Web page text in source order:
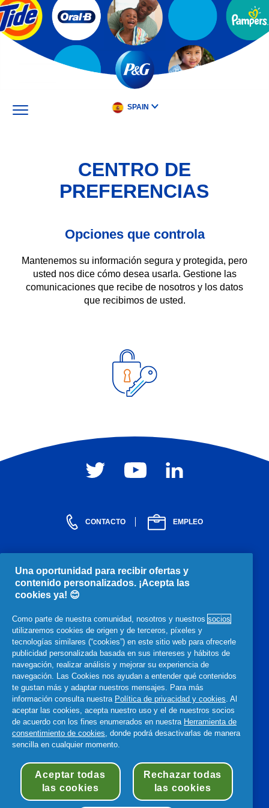
Skip
to
main
SPAIN
CENTRO DE
PREFERENCIAS
Opciones que controla
Mantenemos su información segura y protegida, pero
usted nos dice cómo desea usarla. Gestione las
comunicaciones que recibe de nosotros y los datos
que recibimos de usted.
CONTACTO EMPLEO
Inversores Asóciate con nosotros
Liderazgo Estructura y Gobierno Políticas y prácticas
Archivo Premios y reconocimiento
INFORMACIÓN LEGAL
Privacidad Términos y condiciones
Declaración de accesibilidad
© 2026 Procter & Gamble
Una oportunidad para recibir ofertas y
contenido personalizados. ¡Acepta las
cookies ya! 😊
Como parte de nuestra comunidad, nosotros y nuestros socios
utilizaremos cookies de origen y de terceros, píxeles y
tecnologías similares (“cookies”) en este sitio web para ofrecerle
publicidad personalizada basada en sus intereses y hábitos de
navegación, realizar análisis y mejorar su experiencia de
navegación. Las Cookies nos ayudan a entender qué contenidos
te gustan más y adaptar nuestros mensajes. Para más
información consulta nuestra Política de privacidad y cookies. Al
aceptar las cookies, acepta nuestro uso y el de nuestros socios
de acuerdo con los fines enumerados en nuestra Herramienta de
consentimiento de cookies, donde podrá desactivarlas de manera
sencilla en cualquier momento.
Aceptar todas
las cookies
Rechazar todas
las cookies